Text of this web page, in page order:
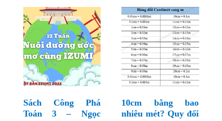
Sách Công Phá
Toán 3 – Ngọc
10cm bằng bao
nhiêu mét? Quy đổi